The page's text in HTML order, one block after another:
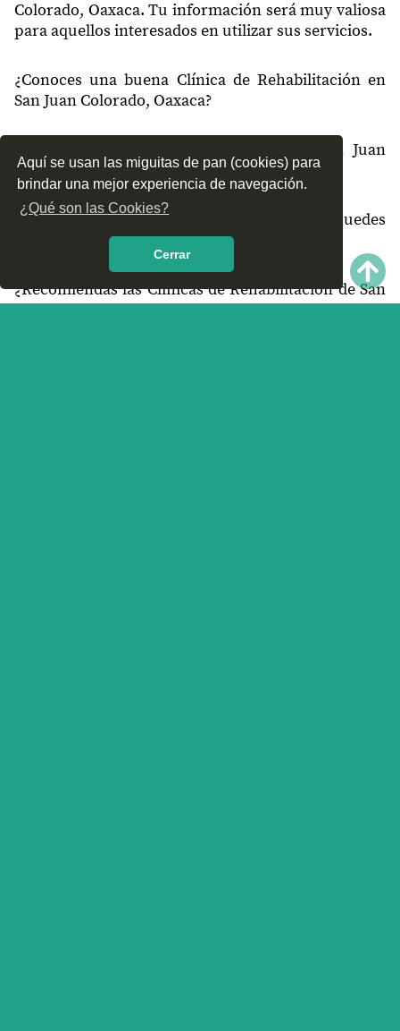
Aquí se usan las miguitas de pan (cookies) para
brindar una mejor experiencia de navegación.
¿Qué son las Cookies?
Cerrar
Colorado, Oaxaca. Tu información será muy valiosa
para aquellos interesados en utilizar sus servicios.
¿Conoces una buena Clínica de Rehabilitación en
San Juan Colorado, Oaxaca?
¿Qué tipo de tratamientos conoces en San Juan
Colorado, Oaxaca?
¿Cómo es el servicio de las Clínicas que puedes
encontrar en San Juan Colorado, Oaxaca?
¿Recomiendas las Clínicas de Rehabilitación de San
Juan Colorado, Oaxaca?